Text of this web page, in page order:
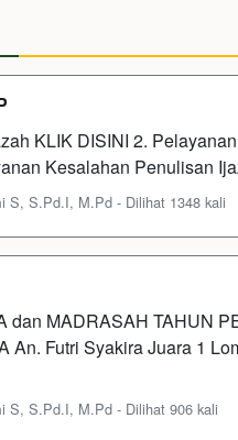
KLIK DISINI 2.
Kesalahan Penulisan
S, S.Pd.I, M.Pd - Dilihat 1348 kali
dan MADRASAH TAHUN
An. Futri Syakira Juara 1
S, S.Pd.I, M.Pd - Dilihat 906 kali